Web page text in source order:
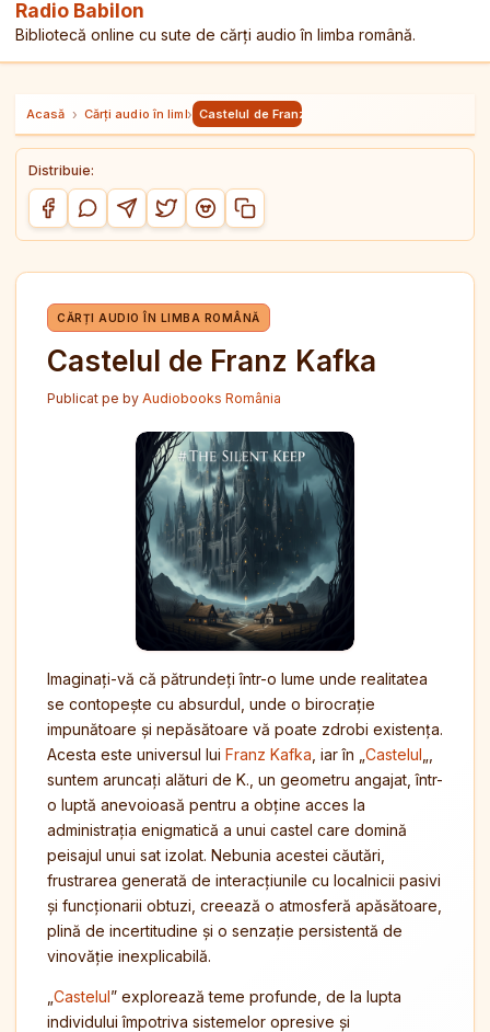
Radio Babilon
Bibliotecă online cu sute de cărți audio în limba română.
Acasă › Cărți audio în limba română
› Castelul de Franz Kafka
Distribuie:
Distribuie pe Facebook
Distribuie pe WhatsApp
Distribuie pe Telegram
Distribuie pe Twitter/X
Distribuie pe Reddit
Copiază link-ul
CĂRȚI AUDIO ÎN LIMBA ROMÂNĂ
Castelul de Franz Kafka
Publicat pe by Audiobooks România
Imaginați-vă că pătrundeți într-o lume unde realitatea
se contopește cu absurdul, unde o birocrație
impunătoare și nepăsătoare vă poate zdrobi existența.
Acesta este universul lui Franz Kafka , iar în „ Castelul
suntem aruncați alături de K., un geometru angajat, într-
o luptă anevoioasă pentru a obține acces la
administrația enigmatică a unui castel care domină
peisajul unui sat izolat. Nebunia acestei căutări,
frustrarea generată de interacțiunile cu localnicii pasivi
și funcționarii obtuzi, creează o atmosferă apăsătoare,
plină de incertitudine și o senzație persistentă de
vinovăție inexplicabilă.
Castelul” explorează teme profunde, de la lupta
individului împotriva sistemelor opresive și